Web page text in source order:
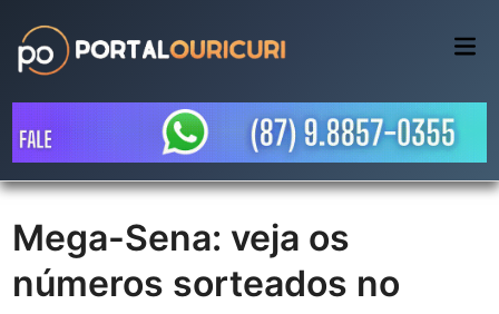
content
Mega-Sena: veja os
números sorteados no